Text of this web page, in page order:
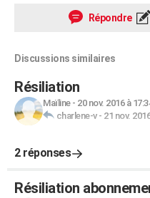
Répondre
Discussions similaires
Résiliation
Maïline- 20 nov. 2016 à
charlene-v- 21 nov.
2 réponses
Résiliation